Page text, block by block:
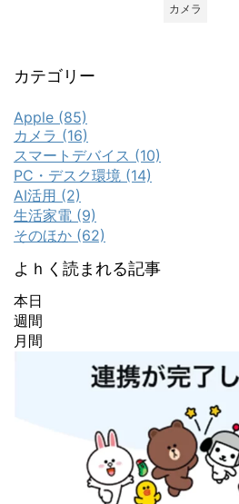
カメラ
カテゴリー
Apple (85)
カメラ (16)
スマートデバイス (10)
PC・デスク環境 (14)
AI活用 (2)
生活家電 (9)
そのほか (62)
よｈく読まれる記事
本日
週間
月間